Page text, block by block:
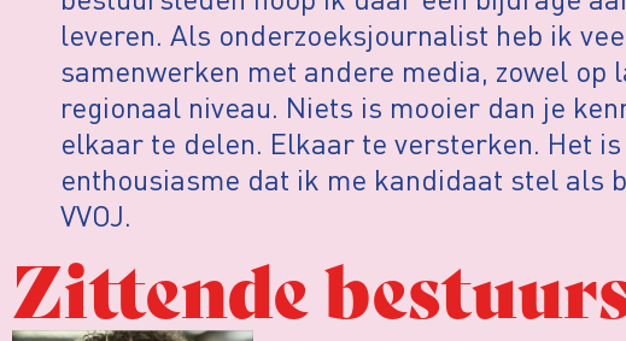
leveren. Als onderzoeksjournalist heb ik
samenwerken met andere media, zowel op
regionaal niveau. Niets is mooier dan je
elkaar te delen. Elkaar te versterken. Het
enthousiasme dat ik me kandidaat stel als
VVOJ.
Zittende